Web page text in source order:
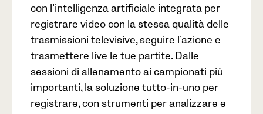
con l’intelligenza artificiale integrata per
registrare video con la stessa qualità delle
trasmissioni televisive, seguire l’azione e
trasmettere live le tue partite. Dalle
sessioni di allenamento ai campionati più
importanti, la soluzione tutto-in-uno per
registrare, con strumenti per analizzare e